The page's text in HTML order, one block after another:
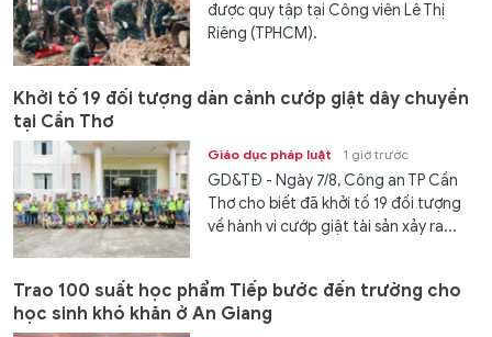
được quy tập tại Công viên Lê Thị
Riêng (TPHCM).
Khởi tố 19 đối tượng dàn cảnh cướp giật dây chuyền
tại Cần Thơ
Giáo dục pháp luật 1 giờ trước
GD&TĐ - Ngày 7/8, Công an TP Cần
Thơ cho biết đã khởi tố 19 đối tượng
về hành vi cướp giật tài sản xảy ra...
Trao 100 suất học phẩm Tiếp bước đến trường cho
học sinh khó khăn ở An Giang